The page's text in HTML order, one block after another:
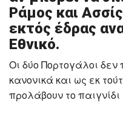
Ράμος και
εκτός έδρας
Εθνικό.
Οι δύο Πορτογάλοι
κανονικά και ως εκ
προλάβουν το παιγνίδι